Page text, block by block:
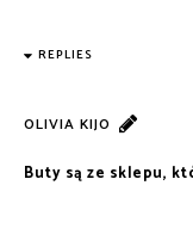
REPLIES
OLIVIA KIJO
Buty są ze sklepu,